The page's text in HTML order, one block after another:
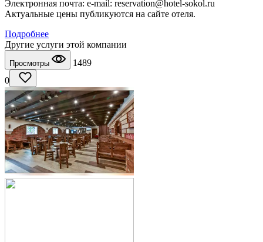
Электронная почта: e-mail: reservation@hotel-sokol.ru
Актуальные цены публикуются на сайте отеля.
Подробнее
Другие услуги этой компании
Просмотры
1489
0